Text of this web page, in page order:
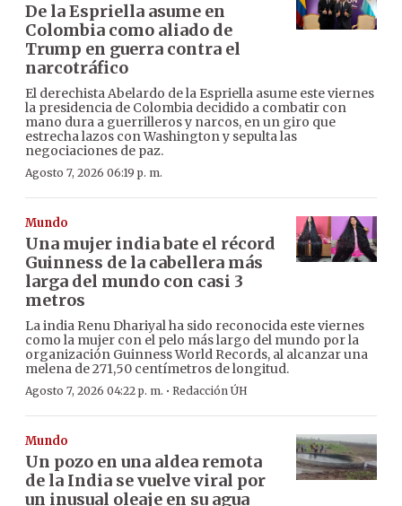
De la Espriella asume en
Colombia como aliado de
Trump en guerra contra el
narcotráfico
El derechista Abelardo de la Espriella asume este viernes
la presidencia de Colombia decidido a combatir con
mano dura a guerrilleros y narcos, en un giro que
estrecha lazos con Washington y sepulta las
negociaciones de paz.
Agosto 7, 2026 06:19 p. m.
Mundo
Una mujer india bate el récord
Guinness de la cabellera más
larga del mundo con casi 3
metros
La india Renu Dhariyal ha sido reconocida este viernes
como la mujer con el pelo más largo del mundo por la
organización Guinness World Records, al alcanzar una
melena de 271,50 centímetros de longitud.
Agosto 7, 2026 04:22 p. m. · Redacción ÚH
Mundo
Un pozo en una aldea remota
de la India se vuelve viral por
un inusual oleaje en su agua